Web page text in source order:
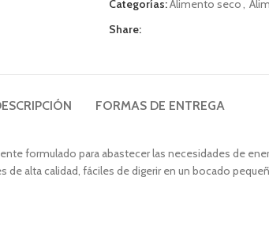
Categorías:Alimento seco,
Share:
FORMAS DE ENTREGA
formulado para abastecer las necesidades de
alta calidad, fáciles de digerir en un bocado